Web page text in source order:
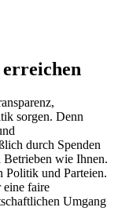
sorgen. Denn
durch Spenden
wie Ihnen.
Politik und Parteien.
eine faire
Umgang